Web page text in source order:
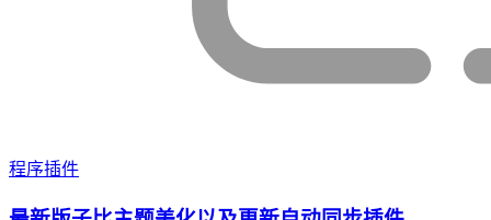
程序插件